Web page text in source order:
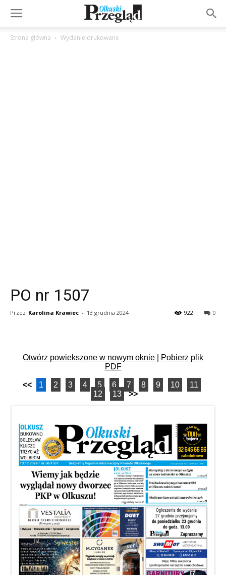
Strona główna Wydanie drukowane
PO nr 1507
Przez Karolina Krawiec - 13 grudnia 2024 0
922